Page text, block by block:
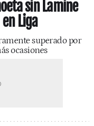
sin Lamine
Liga
superado por
ocasiones